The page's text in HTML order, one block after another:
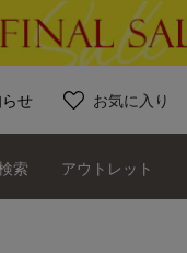
せ お気に入り
索 アウトレット